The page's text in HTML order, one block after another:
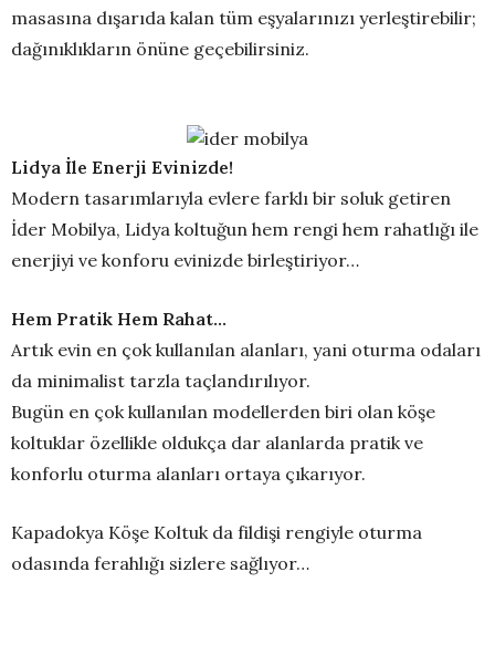
masasına dışarıda kalan tüm eşyalarınızı yerleştirebilir;
dağınıklıkların önüne geçebilirsiniz.
Lidya İle Enerji Evinizde!
Modern tasarımlarıyla evlere farklı bir soluk getiren
İder Mobilya, Lidya koltuğun hem rengi hem rahatlığı ile
enerjiyi ve konforu evinizde birleştiriyor…
Hem Pratik Hem Rahat…
Artık evin en çok kullanılan alanları, yani oturma odaları
da minimalist tarzla taçlandırılıyor.
Bugün en çok kullanılan modellerden biri olan köşe
koltuklar özellikle oldukça dar alanlarda pratik ve
konforlu oturma alanları ortaya çıkarıyor.
Kapadokya Köşe Koltuk da fildişi rengiyle oturma
odasında ferahlığı sizlere sağlıyor…